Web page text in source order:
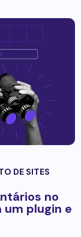
DE SITES
no
plugin e